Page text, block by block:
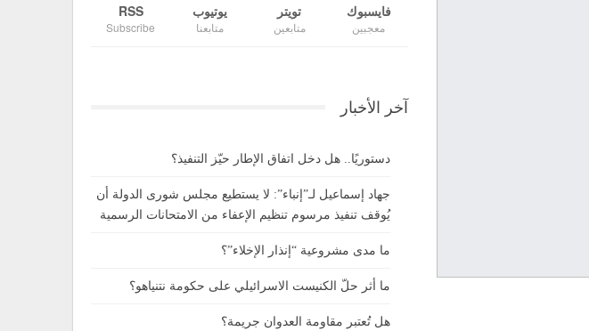
فايسبوك
معجبين
تويتر
متابعين
يوتيوب
متابعنا
RSS
Subscribe
آخر الأخبار
دستوريًا.. هل دخل اتفاق الإطار حيّز التنفيذ؟
جهاد إسماعيل لـ”إنباء”: لا يستطيع مجلس شورى الدولة أن
يُوقف تنفيذ مرسوم تنظيم الإعفاء من الامتحانات الرسمية
ما مدى مشروعية “إنذار الإخلاء”؟
ما أثر حلّ الكنيست الاسرائيلي على حكومة نتنياهو؟
هل تُعتبر مقاومة العدوان جريمة؟